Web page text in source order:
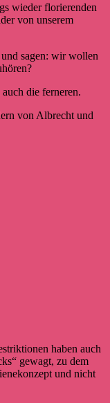
wieder florierenden
von unserem
und sagen: wir wollen
die ferneren.
von Albrecht und
haben auch
gewagt, zu dem
und nicht